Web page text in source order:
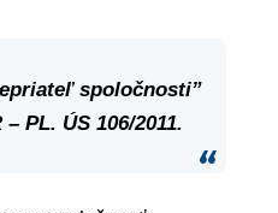
spoločnosti”
PL. ÚS 106/2011.